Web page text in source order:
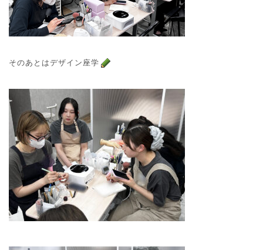
そのあとはデザイン座学